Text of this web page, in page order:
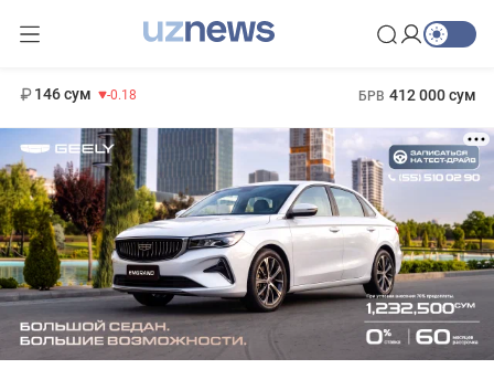
11 916 сум 28.92 МРОТ 1 271 000 сум